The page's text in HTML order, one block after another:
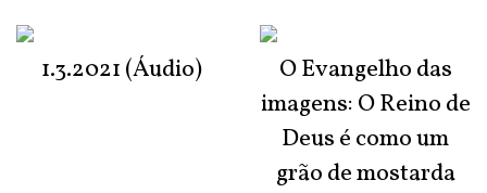
1.3.2021 (Áudio)
O Evangelho das
imagens: O Reino de
Deus é como um
grão de mostarda